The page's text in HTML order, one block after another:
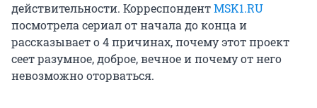
действительности. КорреспондентMSK1.RU
посмотрела сериал от начала до конца и
рассказывает о 4 причинах, почему этот проект
сеет разумное, доброе, вечное и почему от него
невозможно оторваться.